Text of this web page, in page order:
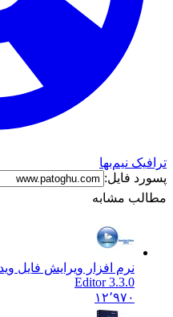
ترافیک نیم‌بها
پسورد فایل:
مطالب مشابه
نرم افزار ویرایش فایل
Editor 3.3.0
۱۲٬۹۷۰